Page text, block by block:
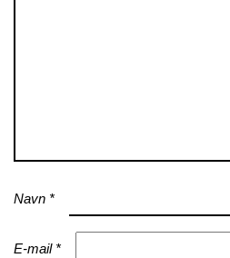
Navn *
E-mail *